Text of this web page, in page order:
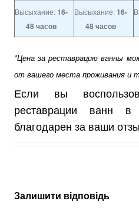
Высыхание:16-
48 часов
Высыхание:16-
48 часов
*Цена за реставрацию ванны
от вашего места проживания и
Если вы
реставрации ванн
благодарен за ваши
Залишити відповідь